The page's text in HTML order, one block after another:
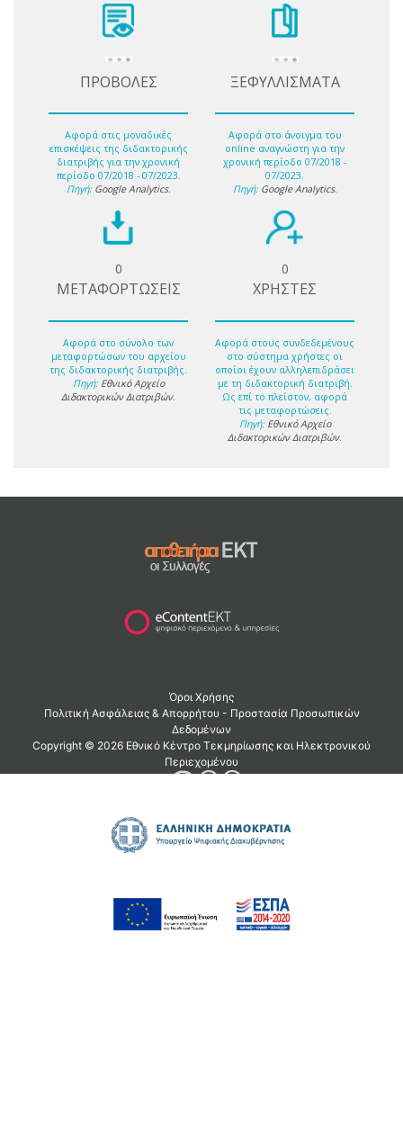
ΠΡΟΒΟΛΕΣ
Αφορά στις μοναδικές
επισκέψεις της διδακτορικής
διατριβής για την χρονική
περίοδο 07/2018 - 07/2023.
Πηγή: Google Analytics.
ΞΕΦΥΛΛΙΣΜΑΤΑ
Αφορά στο άνοιγμα του
online αναγνώστη για την
χρονική περίοδο 07/2018 -
07/2023.
Πηγή: Google Analytics.
0
ΜΕΤΑΦΟΡΤΩΣΕΙΣ
Αφορά στο σύνολο των
μεταφορτώσων του αρχείου
της διδακτορικής διατριβής.
Πηγή: Εθνικό Αρχείο
Διδακτορικών Διατριβών.
0
ΧΡΗΣΤΕΣ
Αφορά στους συνδεδεμένους
στο σύστημα χρήστες οι
οποίοι έχουν αλληλεπιδράσει
με τη διδακτορική διατριβή.
Ως επί το πλείστον, αφορά
τις μεταφορτώσεις.
Πηγή: Εθνικό Αρχείο
Διδακτορικών Διατριβών.